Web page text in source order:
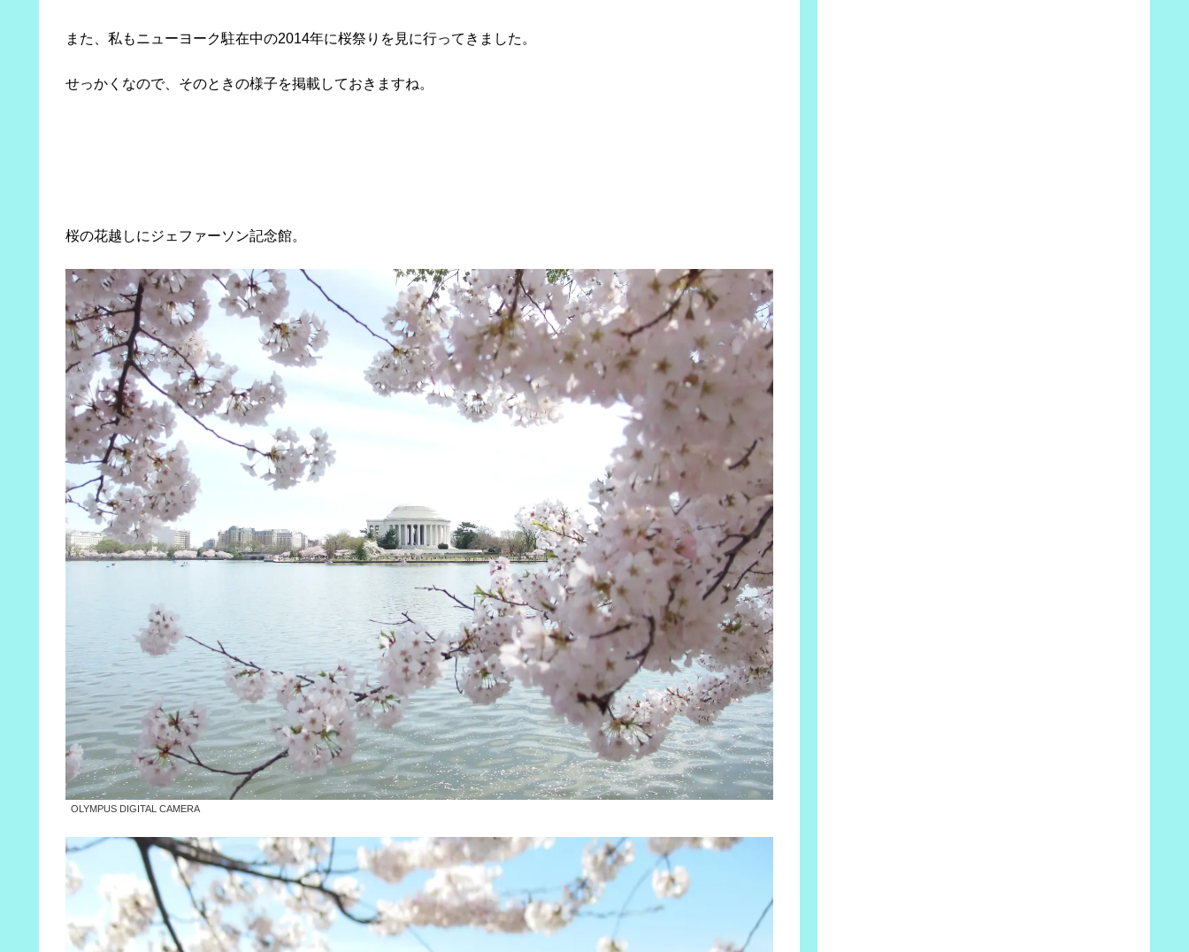
また、私もニューヨーク駐在中の2014年に桜祭りを見に行ってきました。
せっかくなので、そのときの様子を掲載しておきますね。
桜の花越しにジェファーソン記念館。
OLYMPUS DIGITAL CAMERA